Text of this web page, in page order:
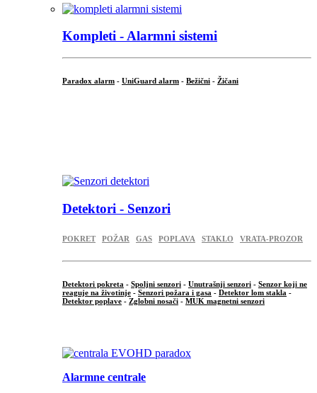
Kompleti - Alarmni sistemi
Paradox alarm - UniGuard alarm - Bežični - Žičani
Detektori - Senzori
POKRET POŽAR GAS POPLAVA STAKLO VRATA-PROZOR
Detektori pokreta - Spoljni senzori - Unutrašnji senzori - Senzor koji ne
reaguje na životinje - Senzori požara i gasa - Detektor lom stakla -
Detektor poplave - Zglobni nosači - MUK magnetni senzori
Alarmne centrale